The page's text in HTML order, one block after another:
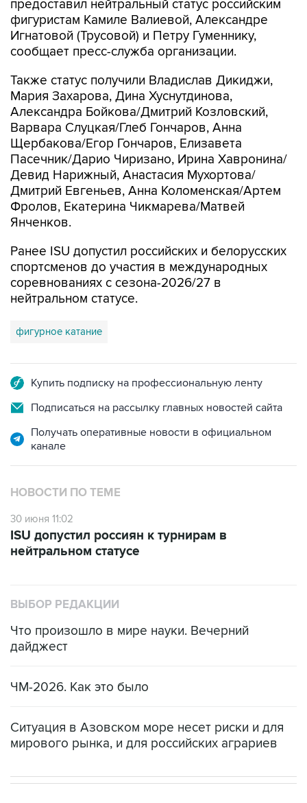
предоставил нейтральный статус российским
фигуристам Камиле Валиевой, Александре
Игнатовой (Трусовой) и Петру Гуменнику,
сообщает пресс-служба организации.
Также статус получили Владислав Дикиджи,
Мария Захарова, Дина Хуснутдинова,
Александра Бойкова/Дмитрий Козловский,
Варвара Слуцкая/Глеб Гончаров, Анна
Щербакова/Егор Гончаров, Елизавета
Пасечник/Дарио Чиризано, Ирина Хавронина/
Девид Нарижный, Анастасия Мухортова/
Дмитрий Евгеньев, Анна Коломенская/Артем
Фролов, Екатерина Чикмарева/Матвей
Янченков.
Ранее ISU допустил российских и белорусских
спортсменов до участия в международных
соревнованиях с сезона-2026/27 в
нейтральном статусе.
фигурное катание
Купить подписку на профессиональную ленту
Подписаться на рассылку главных новостей сайта
Получать оперативные новости в официальном
канале
НОВОСТИ ПО ТЕМЕ
30 июня 11:02
ISU допустил россиян к турнирам в
нейтральном статусе
ВЫБОР РЕДАКЦИИ
Что произошло в мире науки. Вечерний
дайджест
ЧМ-2026. Как это было
Ситуация в Азовском море несет риски и для
мирового рынка, и для российских аграриев